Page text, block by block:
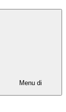
Menu di